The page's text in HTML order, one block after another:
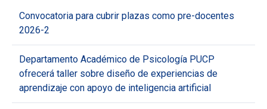
Convocatoria para cubrir plazas como pre-docentes
2026-2
Departamento Académico de Psicología PUCP
ofrecerá taller sobre diseño de experiencias de
aprendizaje con apoyo de inteligencia artificial